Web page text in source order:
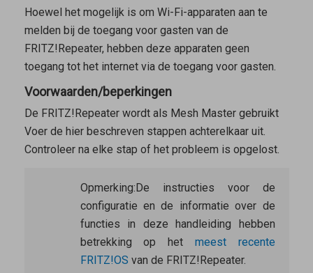
Hoewel het mogelijk is om Wi-Fi-apparaten aan te
melden bij de toegang voor gasten van de
FRITZ!Repeater, hebben deze apparaten geen
toegang tot het internet via de toegang voor gasten.
Voorwaarden/beperkingen
De FRITZ!Repeater wordt als Mesh Mastergebruikt
Voer de hier beschreven stappen achterelkaar uit.
Controleer na elke stap of het probleem is opgelost.
Opmerking: De instructies voor de
configuratie en de informatie over de
functies in deze handleiding hebben
betrekking op het meest recente
FRITZ!OS van de FRITZ!Repeater.